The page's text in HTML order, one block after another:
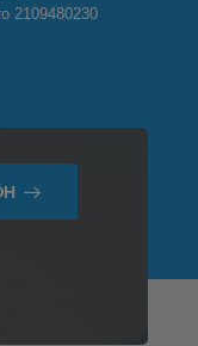
2109480230